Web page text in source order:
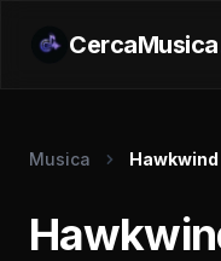
CercaMusica
Musica Hawkwind